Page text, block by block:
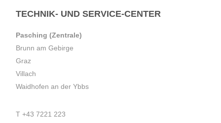
TECHNIK- UND SERVICE-CENTER
Pasching (Zentrale)
Brunn am Gebirge
Graz
Villach
Waidhofen an der Ybbs
T +43 7221 223